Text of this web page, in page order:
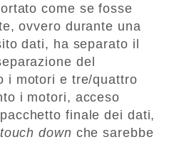
come se fosse
ovvero durante una
dati, ha separato il
del
i motori e tre/quattro
i motori, acceso
finale dei dati,
touch down che sarebbe